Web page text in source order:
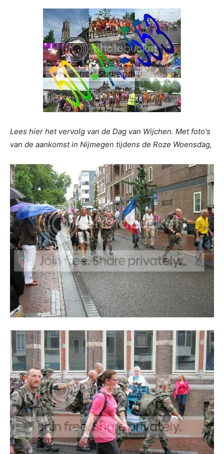
Lees hier het vervolg van de Dag van Wijchen. Met foto's
van de aankomst in Nijmegen tijdens de Roze Woensdag,